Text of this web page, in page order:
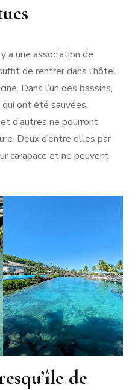
a une association de
de rentrer dans l’hôtel
Dans l’un des bassins,
ont été sauvées.
d’autres ne pourront
Deux d’entre elles par
carapace et ne peuvent
de